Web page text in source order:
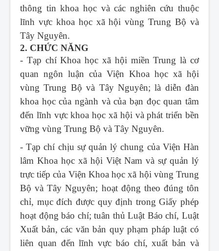
thông tin khoa học và các nghiên cứu thuộc
lĩnh vực khoa học xã hội vùng Trung Bộ và
Tây Nguyên.
2. CHỨC NĂNG
- Tạp chí Khoa học xã hội miền Trung là cơ
quan ngôn luận của Viện Khoa học xã hội
vùng Trung Bộ và Tây Nguyên; là diễn đàn
khoa học của ngành và của bạn đọc quan tâm
đến lĩnh vực khoa học xã hội và phát triển bền
vững vùng Trung Bộ và Tây Nguyên.
- Tạp chí chịu sự quản lý chung của Viện Hàn
lâm Khoa học xã hội Việt Nam và sự quản lý
trực tiếp của Viện Khoa học xã hội vùng Trung
Bộ và Tây Nguyên; hoạt động theo đúng tôn
chỉ, mục đích được quy định trong Giấy phép
hoạt động báo chí; tuân thủ Luật Báo chí, Luật
Xuất bản, các văn bản quy phạm pháp luật có
liên quan đến lĩnh vực báo chí, xuất bản và